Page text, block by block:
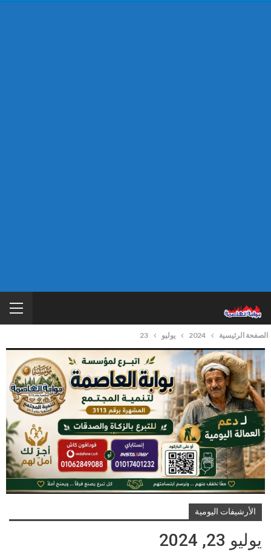
الصفحة الرئيسية 2024 يوليو 23
الأرشيفات اليومية
يوليو 23, 2024